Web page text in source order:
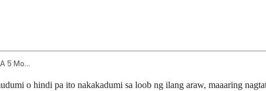
Nutritional Concerns And Constipation In A 5 Month Old Infant
o hindi pa ito nakakadumi sa loob ng ilang araw, maaaring